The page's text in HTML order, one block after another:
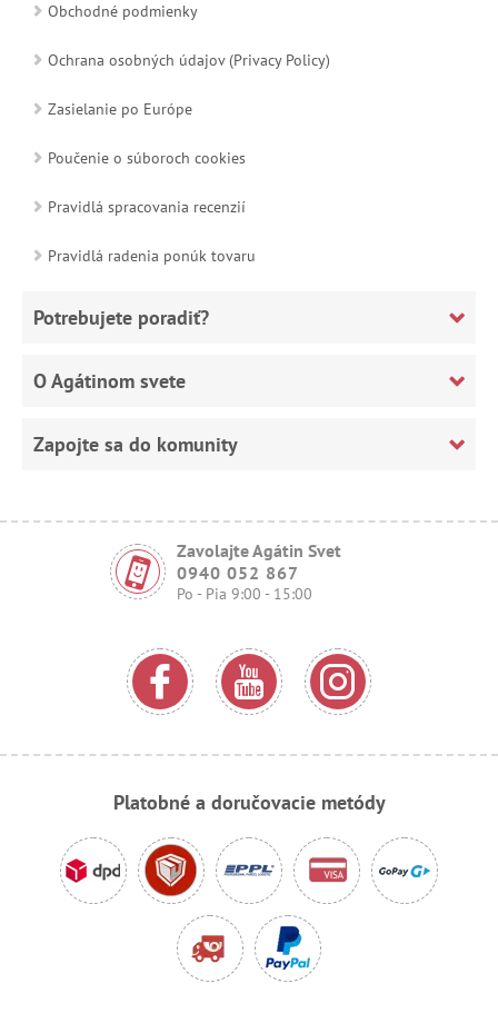
Obchodné podmienky
Ochrana osobných údajov (Privacy Policy)
Zasielanie po Európe
Poučenie o súboroch cookies
Pravidlá spracovania recenzií
Pravidlá radenia ponúk tovaru
Potrebujete poradiť?
O Agátinom svete
Zapojte sa do komunity
Zavolajte Agátin Svet
0940 052 867
Po - Pia 9:00 - 15:00
Platobné a doručovacie metódy